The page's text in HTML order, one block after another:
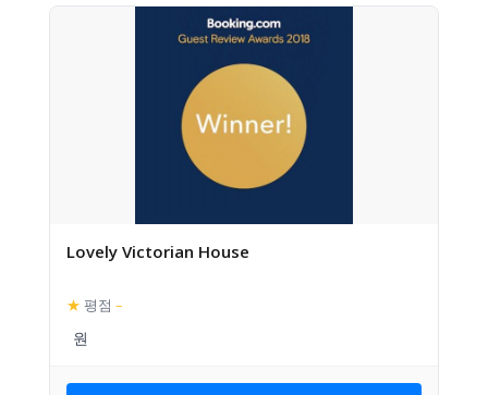
Lovely Victorian House
★ 평점 –